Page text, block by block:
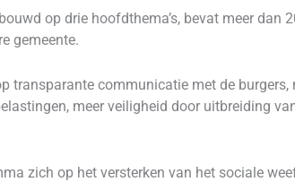
op drie hoofdthema’s, bevat meer dan
gemeente.
transparante communicatie met de
meer veiligheid door uitbreiding
zich op het versterken van het sociale